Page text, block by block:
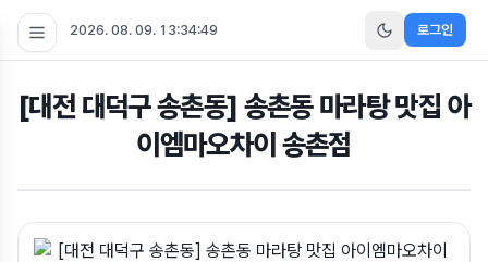
2026. 08. 09. 13:34:50 로그인
[대전 대덕구 송촌동] 송촌동 마라탕 맛집 아
이엠마오차이 송촌점